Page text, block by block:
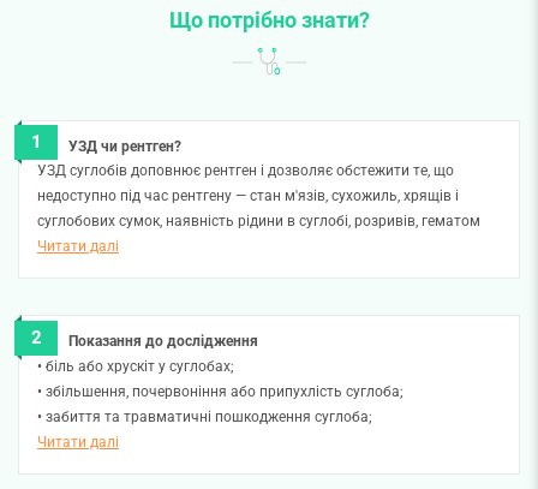
Що потрібно знати?
УЗД чи рентген?
УЗД суглобів доповнює рентген і дозволяє обстежити те, що
недоступно під час рентгену — стан м'язів, сухожиль, хрящів і
суглобових сумок, наявність рідини в суглобі, розривів, гематом
тощо.
Читати далі
Показання до дослідження
• біль або хрускіт у суглобах;
• збільшення, почервоніння або припухлість суглоба;
• забиття та травматичні пошкодження суглоба;
• біль у м'язах;
Читати далі